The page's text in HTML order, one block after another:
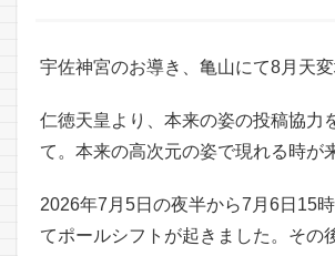
宇佐神宮のお導き、亀山にて8月天
仁徳天皇より、本来の姿の投稿協力
て。本来の高次元の姿で現れる時が
2026年7月5日の夜半から7月6日15
てポールシフトが起きました。その